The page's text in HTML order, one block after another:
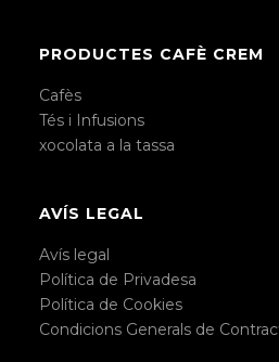
PRODUCTES CAFÈ CREM
Cafès
Tés i Infusions
xocolata a la tassa
AVÍS LEGAL
Avís legal
Política de Privadesa
Política de Cookies
Condicions Generals de